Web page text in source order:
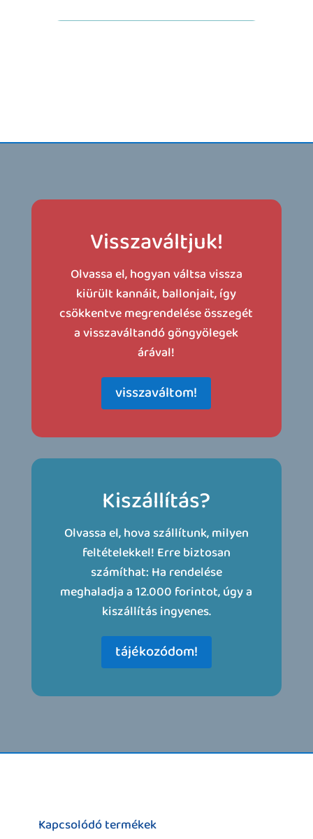
Visszaváltjuk!
Olvassa el, hogyan váltsa vissza
kiürült kannáit, ballonjait, így
csökkentve megrendelése összegét
a visszaváltandó göngyölegek
árával!
visszaváltom!
Kiszállítás?
Olvassa el, hova szállítunk, milyen
feltételekkel! Erre biztosan
számíthat: Ha rendelése
meghaladja a 12.000 forintot, úgy a
kiszállítás ingyenes.
tájékozódom!
Kapcsolódó termékek